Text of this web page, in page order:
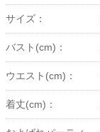
サイズ：
バスト(cm)：
ウエスト(cm)：
着丈(cm)：